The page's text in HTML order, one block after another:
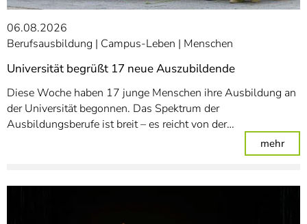
06.08.2026
Berufsausbildung
Campus-Leben Menschen
Universität begrüßt 17 neue Auszubildende
Diese Woche haben 17 junge Menschen ihre Ausbildung an
der Universität begonnen. Das Spektrum der
Ausbildungsberufe ist breit – es reicht von der…
mehr: